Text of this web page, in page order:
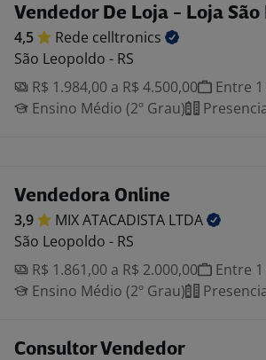
Vendedor De Loja - Loja
4,5 Rede celltronics
São Leopoldo - RS
R$ 1.984,00 a R$ 4.500,00
Entre
Ensino Médio (2º Grau)
Vendedora Online
3,9 MIX ATACADISTA LTDA
São Leopoldo - RS
R$ 1.861,00 a R$ 2.000,00
Entre
Ensino Médio (2º Grau)
Consultor Vendedor